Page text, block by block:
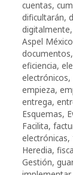
cuentas,
dificultarán,
digitalmente,
Aspel México
documentos,
eficiencia,
electrónicos,
empieza,
entrega,
Esquemas,
Facilita,
electrónicas,
Heredia,
Gestión,